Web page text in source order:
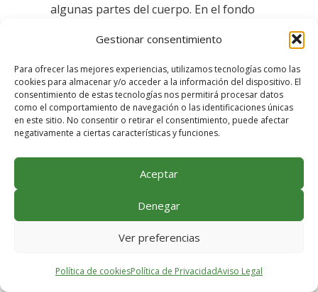
Gestionar consentimiento
Para ofrecer las mejores experiencias, utilizamos tecnologías como las
cookies para almacenar y/o acceder a la información del dispositivo. El
consentimiento de estas tecnologías nos permitirá procesar datos
como el comportamiento de navegación o las identificaciones únicas
en este sitio. No consentir o retirar el consentimiento, puede afectar
negativamente a ciertas características y funciones.
Aceptar
Denegar
Ver preferencias
Política de cookiesPolítica de PrivacidadAviso Legal
algunas partes del cuerpo. En el fondo
acompañado de animales.
Análisis formal:
Es una pintura fundamentalmente
mitológica, está pintado en óleo sobre
tabla, usando la técnica de pintura al
aceite y compuesto en el siglo XVII.
Rubens utiliza colores cálidos, brillantes
y luminosos con un fondo constituido
por un pintoresco paisaje natural en el
que aparecen animales. La parte
representa las tres hijas de Zeus que